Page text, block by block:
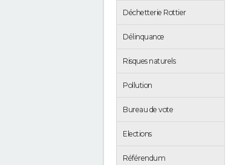
Déchetterie Rottier
Délinquance
Risques naturels
Pollution
Bureau de vote
Elections
Référendum